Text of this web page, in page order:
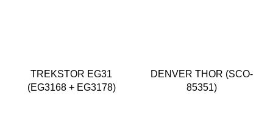
TREKSTOR EG31
(EG3168 + EG3178)
DENVER THOR (SCO-
85351)